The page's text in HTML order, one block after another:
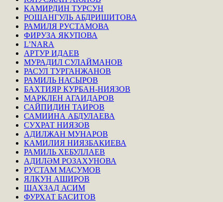
КАМИРДИН ТУРСУН
РОШАНГУЛЬ АБДРИШИТОВА
РАМИЛЯ РУСТАМОВА
ФИРУЗА ЯКУПОВА
L’NARA
АРТУР ИДАЕВ
МУРАДИЛ СУЛАЙМАНОВ
РАСУЛ ТУРГАНЖАНОВ
РАМИЛЬ НАСЫРОВ
БАХТИЯР КУРБАН-НИЯЗОВ
МАРКЛЕН АГАИДАРОВ
САЙПИДИН ТАИРОВ
САМИИНА АБДУЛАЕВА
СУХРАТ НИЯЗОВ
АДИЛЖАН МУНАРОВ
КАМИЛИЯ НИЯЗБАКИЕВА
РАМИЛЬ ХЕБУЛЛАЕВ
АДИЛӘМ РОЗАХУНОВА
РУСТАМ МАСУМОВ
ЯЛКУН АШИРОВ
ШАХЗАД АСИМ
ФУРХАТ БАСИТОВ